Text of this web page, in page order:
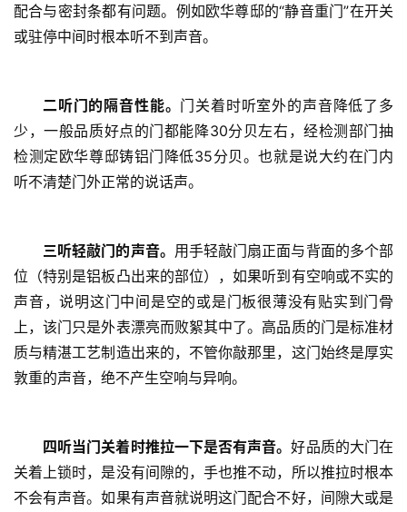
配合与密封条都有问题。例如欧华尊邸的“静音重门”在开关
或驻停中间时根本听不到声音。
二听门的隔音性能。 门关着时听室外的声音降低了多
少，一般品质好点的门都能降30分贝左右，经检测部门抽
检测定欧华尊邸铸铝门降低35分贝。也就是说大约在门内
听不清楚门外正常的说话声。
三听轻敲门的声音。 用手轻敲门扇正面与背面的多个部
位（特别是铝板凸出来的部位），如果听到有空响或不实的
声音，说明这门中间是空的或是门板很薄没有贴实到门骨
上，该门只是外表漂亮而败絮其中了。高品质的门是标准材
质与精湛工艺制造出来的，不管你敲那里，这门始终是厚实
敦重的声音，绝不产生空响与异响。
四听当门关着时推拉一下是否有声音。好品质的大门在
关着上锁时，是没有间隙的，手也推不动，所以推拉时根本
不会有声音。如果有声音就说明这门配合不好，间隙大或是